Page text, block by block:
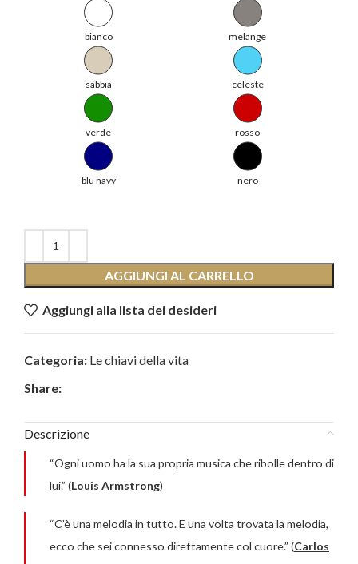
bianco melange
sabbia celeste
verde rosso
blu navy nero
AGGIUNGI AL CARRELLO
Aggiungi alla lista dei desideri
Categoria: Le chiavi della vita
Share:
Descrizione
“Ogni uomo ha la sua propria musica che ribolle dentro di
lui.” (Louis Armstrong)
“C’è una melodia in tutto. E una volta trovata la melodia,
ecco che sei connesso direttamente col cuore.” (Carlos